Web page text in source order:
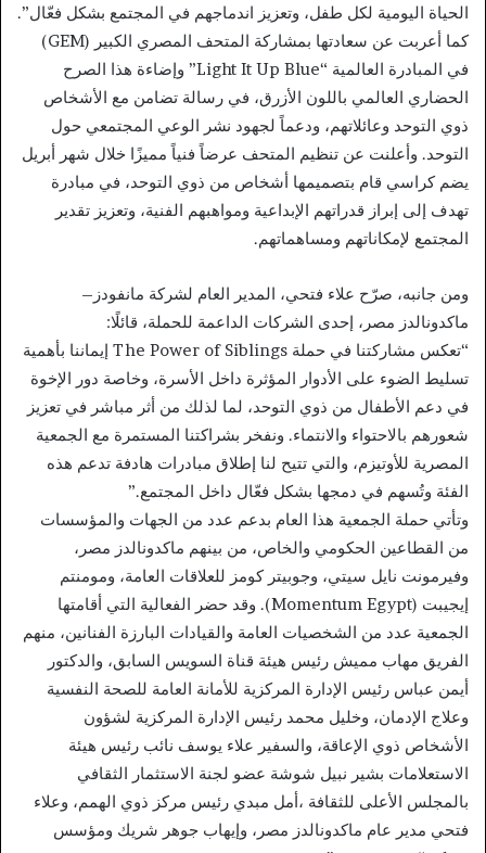
الحياة اليومية لكل طفل، وتعزيز اندماجهم في المجتمع بشكل فعّال”.
كما أعربت عن سعادتها بمشاركة المتحف المصري الكبير (GEM)
في المبادرة العالمية “Light It Up Blue” وإضاءة هذا الصرح
الحضاري العالمي باللون الأزرق، في رسالة تضامن مع الأشخاص
ذوي التوحد وعائلاتهم، ودعماً لجهود نشر الوعي المجتمعي حول
التوحد. وأعلنت عن تنظيم المتحف عرضاً فنياً مميزًا خلال شهر أبريل
يضم كراسي قام بتصميمها أشخاص من ذوي التوحد، في مبادرة
تهدف إلى إبراز قدراتهم الإبداعية ومواهبهم الفنية، وتعزيز تقدير
المجتمع لإمكاناتهم ومساهماتهم.
ومن جانبه، صرّح علاء فتحي، المدير العام لشركة مانفودز–
ماكدونالدز مصر، إحدى الشركات الداعمة للحملة، قائلًا:
“تعكس مشاركتنا في حملة The Power of Siblings إيماننا بأهمية
تسليط الضوء على الأدوار المؤثرة داخل الأسرة، وخاصة دور الإخوة
في دعم الأطفال من ذوي التوحد، لما لذلك من أثر مباشر في تعزيز
شعورهم بالاحتواء والانتماء. ونفخر بشراكتنا المستمرة مع الجمعية
المصرية للأوتيزم، والتي تتيح لنا إطلاق مبادرات هادفة تدعم هذه
الفئة وتُسهم في دمجها بشكل فعّال داخل المجتمع.”
وتأتي حملة الجمعية هذا العام بدعم عدد من الجهات والمؤسسات
من القطاعين الحكومي والخاص، من بينهم ماكدونالدز مصر،
وفيرمونت نايل سيتي، وجوبيتر كومز للعلاقات العامة، ومومنتم
إيجيبت (Momentum Egypt). وقد حضر الفعالية التي أقامتها
الجمعية عدد من الشخصيات العامة والقيادات البارزة الفنانين، منهم
الفريق مهاب مميش رئيس هيئة قناة السويس السابق، والدكتور
أيمن عباس رئيس الإدارة المركزية للأمانة العامة للصحة النفسية
وعلاج الإدمان، وخليل محمد رئيس الإدارة المركزية لشؤون
الأشخاص ذوي الإعاقة، والسفير علاء يوسف نائب رئيس هيئة
الاستعلامات بشير نبيل شوشة عضو لجنة الاستثمار الثقافي
بالمجلس الأعلى للثقافة ،أمل مبدي رئيس مركز ذوي الهمم، وعلاء
فتحي مدير عام ماكدونالدز مصر، وإيهاب جوهر شريك ومؤسس